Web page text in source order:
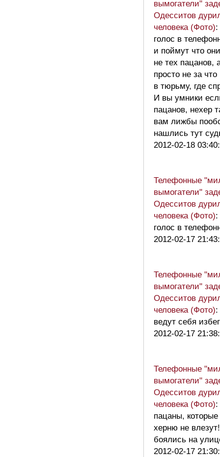
вымогатели"
Одесситов
человека (Фото):
голос в
и поймут что
не тех пацанов,
просто не за
в тюрьму, где
И вы умники
пацанов, нехер
вам лижбы
нашлись тут
2012-02-18
Телефонные
вымогатели"
Одесситов
человека (Фото):
голос в
2012-02-17
Телефонные
вымогатели"
Одесситов
человека (Фото):
ведут себя
2012-02-17
Телефонные
вымогатели"
Одесситов
человека (Фото):
пацаны, которые
херню не
боялись на
2012-02-17